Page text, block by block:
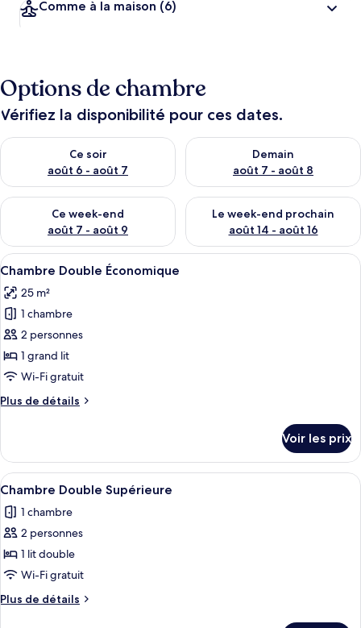
Comme à la maison (6)
Options de chambre
Vérifiez la disponibilité pour ces dates.
Ce soir
août 6 - août 7
Vérifier la disponibilité pour ce soir août 6 - août 7
Demain
août 7 - août 8
Vérifier la disponibilité pour
Ce week-end
août 7 - août 9
Vérifier la disponibilité pour ce week-end août 7 - août 9
Le week-end prochain
août 14 - août 16
Vérifier la disponibilité pour
Afficher
toutes
les
photos
pour
ce
type
chambre :
Économique
Un lit bien fait, avec du linge de lit
50
Chambre Double Économique
25 m²
1 chambre
2 personnes
1 grand lit
Wi-Fi gratuit
Plus de détails
Plus
le
type
de
Chambre
Double
Voir les prix
Afficher
toutes
les
photos
pour
ce
type
de
Un lit bien fait, avec du linge de lit
50
Chambre Double Supérieure
1 chambre
2 personnes
1 lit double
Wi-Fi gratuit
Plus de détails
Plus